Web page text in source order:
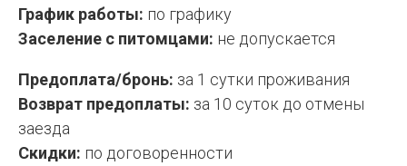
График работы: по графику
Заселение с питомцами: не допускается
Предоплата/бронь: за 1 сутки проживания
Возврат предоплаты: за 10 суток до отмены
заезда
Скидки: по договоренности